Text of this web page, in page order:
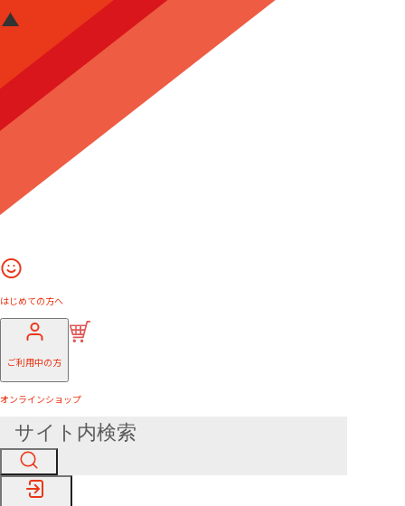
はじめての方へ
ご利用中の方
オンラインショップ